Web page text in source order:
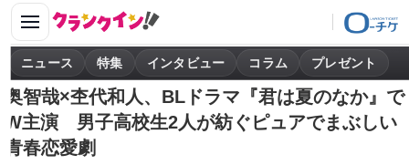
ニュース 特集 インタビュー コラム プレゼント
奥智哉×杢代和人、BLドラマ『君は夏のなか』で
W主演 男子高校生2人が紡ぐピュアでまぶしい
青春恋愛劇